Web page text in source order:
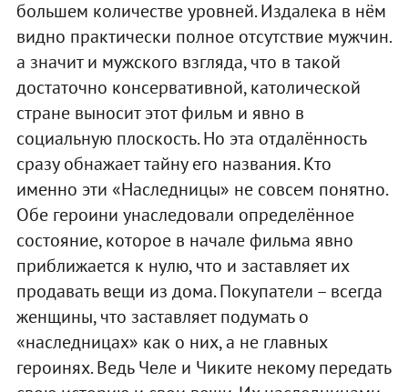
большем количестве уровней. Издалека в нём
видно практически полное отсутствие мужчин.
а значит и мужского взгляда, что в такой
достаточно консервативной, католической
стране выносит этот фильм и явно в
социальную плоскость. Но эта отдалённость
сразу обнажает тайну его названия. Кто
именно эти «Наследницы» не совсем понятно.
Обе героини унаследовали определённое
состояние, которое в начале фильма явно
приближается к нулю, что и заставляет их
продавать вещи из дома. Покупатели – всегда
женщины, что заставляет подумать о
«наследницах» как о них, а не главных
героинях. Ведь Челе и Чиките некому передать